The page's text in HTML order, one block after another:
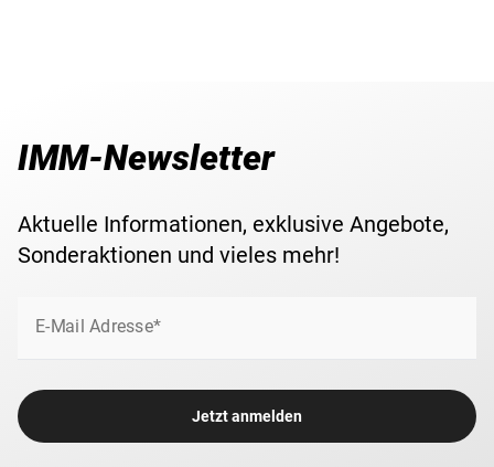
IMM-Newsletter
Aktuelle Informationen, exklusive Angebote,
Sonderaktionen und vieles mehr!
E-Mail Adresse*
Jetzt anmelden